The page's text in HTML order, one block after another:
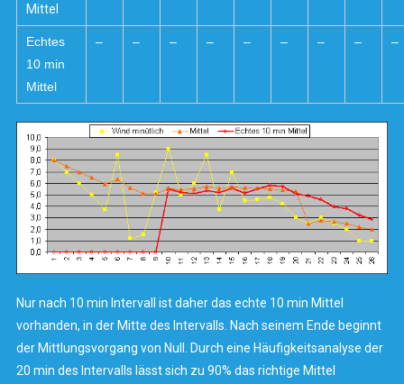
Mittel
Echtes
10 min
Mittel
– – – – – – – – –
Nur nach 10 min Intervall ist daher das echte 10 min Mittel
vorhanden, in der Mitte des Intervalls. Nach seinem Ende beginnt
der Mittlungsvorgang von Null. Durch eine Häufigkeitsanalyse der
20 min des Intervalls lässt sich zu 90% das richtige Mittel